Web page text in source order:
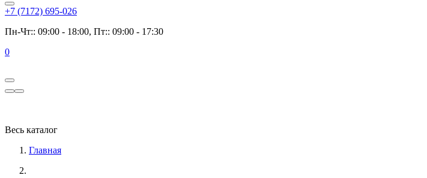
+7 (7172) 695-026
Пн-Чт:: 09:00 - 18:00, Пт:: 09:00 - 17:30
0
Весь каталог
Главная